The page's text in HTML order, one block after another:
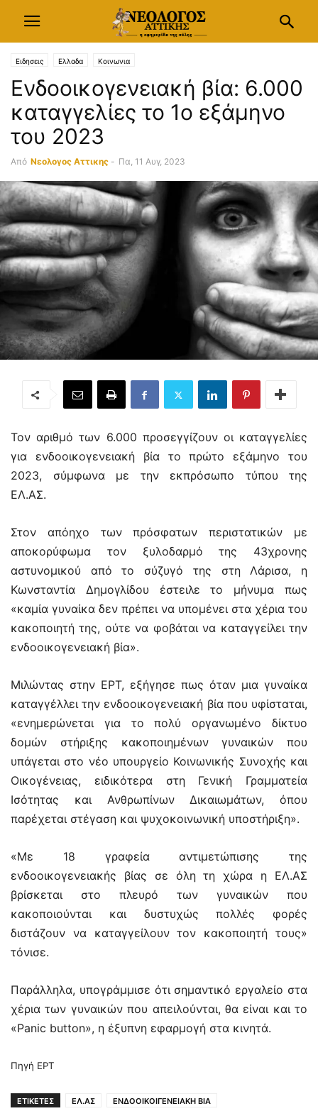
Ειδησεις Ελλαδα Κοινωνια
Ενδοοικογενειακή βία: 6.000
καταγγελίες το 1ο εξάμηνο
του 2023
Από Νεολογος Αττικης - Πα, 11 Αυγ, 2023
Τον αριθμό των 6.000 προσεγγίζουν οι καταγγελίες
για ενδοοικογενειακή βία το πρώτο εξάμηνο του
2023, σύμφωνα με την εκπρόσωπο τύπου της
ΕΛ.ΑΣ.
Στον απόηχο των πρόσφατων περιστατικών με
αποκορύφωμα τον ξυλοδαρμό της 43χρονης
αστυνομικού από το σύζυγό της στη Λάρισα, η
Κωνσταντία Δημογλίδου έστειλε το μήνυμα πως
«καμία γυναίκα δεν πρέπει να υπομένει στα χέρια του
κακοποιητή της, ούτε να φοβάται να καταγγείλει την
ενδοοικογενειακή βία».
Μιλώντας στην ΕΡΤ, εξήγησε πως όταν μια γυναίκα
καταγγέλλει την ενδοοικογενειακή βία που υφίσταται,
«ενημερώνεται για το πολύ οργανωμένο δίκτυο
δομών στήριξης κακοποιημένων γυναικών που
υπάγεται στο νέο υπουργείο Κοινωνικής Συνοχής και
Οικογένειας, ειδικότερα στη Γενική Γραμματεία
Ισότητας και Ανθρωπίνων Δικαιωμάτων, όπου
παρέχεται στέγαση και ψυχοκοινωνική υποστήριξη».
«Με 18 γραφεία αντιμετώπισης της
ενδοοικογενειακής βίας σε όλη τη χώρα η ΕΛ.ΑΣ
βρίσκεται στο πλευρό των γυναικών που
κακοποιούνται και δυστυχώς πολλές φορές
διστάζουν να καταγγείλουν τον κακοποιητή τους»
τόνισε.
Παράλληλα, υπογράμμισε ότι σημαντικό εργαλείο στα
χέρια των γυναικών που απειλούνται, θα είναι και το
«Panic button», η έξυπνη εφαρμογή στα κινητά.
Πηγή ΕΡΤ
ΕΤΙΚΕΤΕΣ ΕΛ.ΑΣ ΕΝΔΟΟΙΚΟΙΓΕΝΕΙΑΚΗ ΒΙΑ